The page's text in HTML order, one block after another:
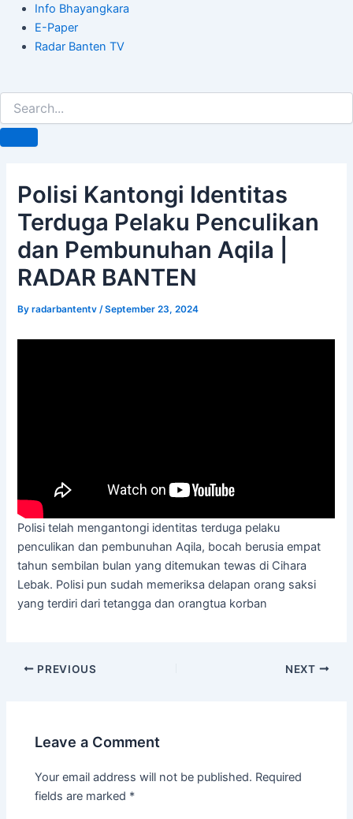
Info Bhayangkara
E-Paper
Radar Banten TV
Polisi Kantongi Identitas
Terduga Pelaku Penculikan
dan Pembunuhan Aqila |
RADAR BANTEN
Byradarbantentv/September 23, 2024
Polisi telah mengantongi identitas terduga pelaku
penculikan dan pembunuhan Aqila, bocah berusia empat
tahun sembilan bulan yang ditemukan tewas di Cihara
Lebak. Polisi pun sudah memeriksa delapan orang saksi
yang terdiri dari tetangga dan orangtua korban
PREVIOUS NEXT
Leave a Comment
Your email address will not be published. Required
fields are marked *